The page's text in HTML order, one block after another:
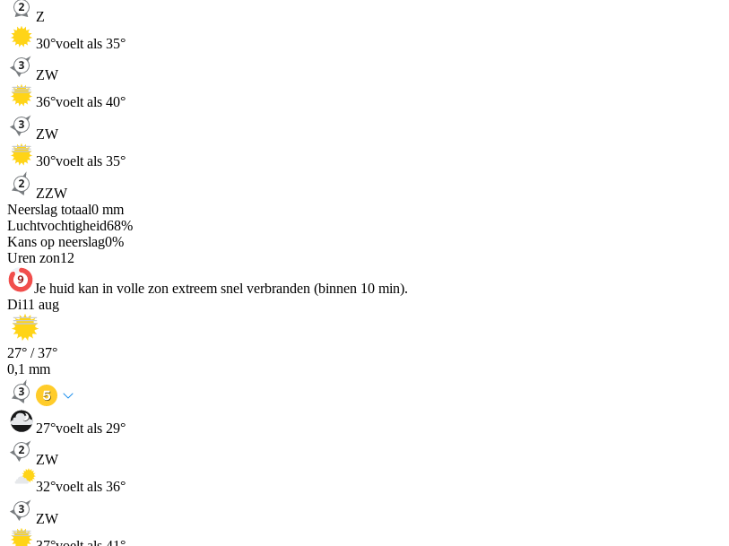
Z
30°voelt als 35°
ZW
36°voelt als 40°
ZW
30°voelt als 35°
ZZW
Neerslag totaal0 mm
Luchtvochtigheid68%
Kans op neerslag0%
Uren zon12
Je huid kan in volle zon extreem snel verbranden (binnen 10 min).
Di11 aug
27° /37°
0,1 mm
27°voelt als 29°
ZW
32°voelt als 36°
ZW